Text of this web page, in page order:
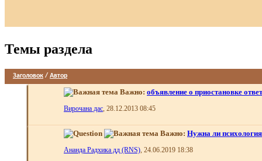
Темы раздела
Заголовок / Автор
Важно: объявление о приостановке
Вирочана дас , 28.12.2013 08:45
Важно: Нужна ли
Ананда Радхика дд (RNS) , 24.06.2019 18:38